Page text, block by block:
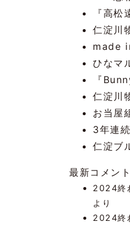
『高松
仁淀川
made
ひなマ
『
仁淀川
お当屋
3年連続
仁淀ブ
最新コメント
2024終
より
2024終